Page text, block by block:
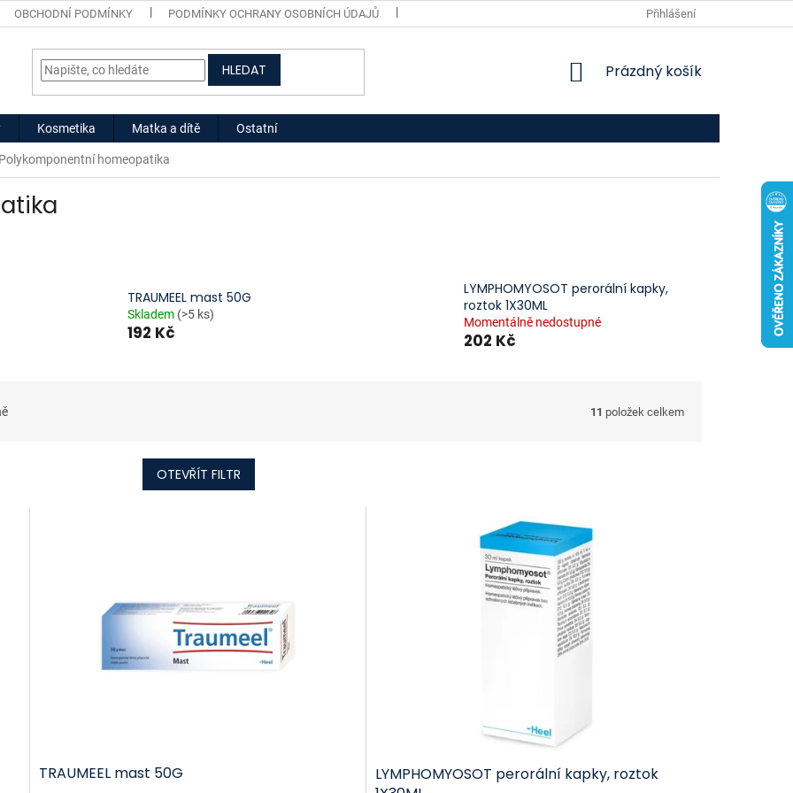
OBCHODNÍ PODMÍNKY PODMÍNKY OCHRANY OSOBNÍCH ÚDAJŮ Přihlášení
HLEDAT
NÁKUPNÍ
Prázdný košík
Kosmetika Matka a dítě Ostatní
Polykomponentní homeopatika
TRAUMEEL mast 50G
Skladem (>5 ks)
192 Kč
LYMPHOMYOSOT perorální kapky,
roztok 1X30ML
Momentálně nedostupné
202 Kč
11 položek celkem
OTEVŘÍT FILTR
TRAUMEEL mast 50G
LYMPHOMYOSOT perorální kapky, roztok